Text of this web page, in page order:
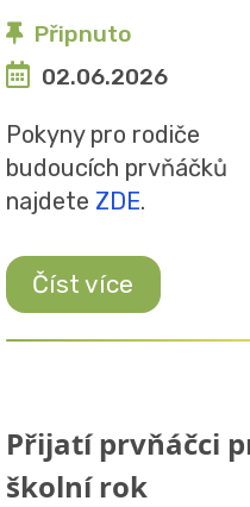
Připnuto
02.06.2026
Pokyny pro rodiče
budoucích prvňáčků
najdete ZDE.
Číst více
Přijatí prvňáčci
školní rok